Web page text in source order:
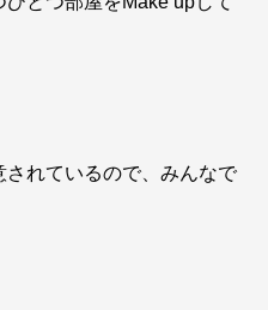
れているので、みんなで